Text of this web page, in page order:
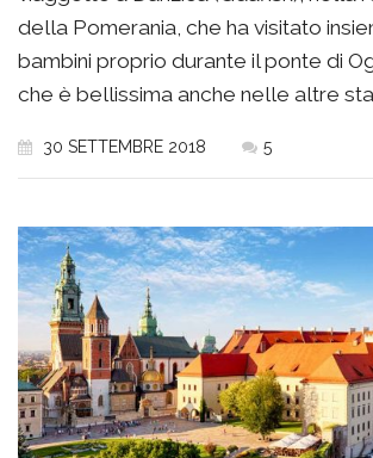
della Pomerania, che ha visitato
bambini proprio durante il ponte di
che è bellissima anche nelle altre
30 SETTEMBRE 2018 5